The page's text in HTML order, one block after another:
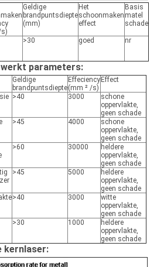
Geldige
brandpuntsdiepte
(mm)
Het
schoonmaken
effect
Basis
matel
schade
>30 goed nr
parameters:
Geldige
brandpuntsdiepte
Effeciency
(mm ² /s)
Effect
>40 3000
schone
oppervlakte,
geen schade
>45 4000
schone
oppervlakte,
geen schade
>60 30000
heldere
oppervlakte,
geen schade
>45 5000
heldere
oppervlakte,
geen schade
>40 3000
witte
oppervlakte,
geen schade
>30 1000
heldere
oppervlakte,
geen schade
kernlaser: